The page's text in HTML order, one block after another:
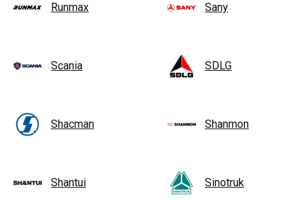
Runmax Sany
Scania SDLG
Shacman Shanmon
Shantui Sinotruk